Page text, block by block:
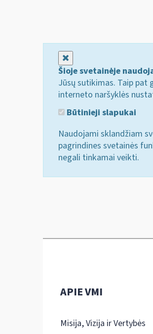
Šioje svetainėje
Jūsų sutikimas. Taip pat
interneto naršyklės
Būtinieji slapukai
Naudojami sklandžiam
pagrindines svetainės
negali tinkamai veikti.
APIE VMI
Misija, Vizija ir Vertybės